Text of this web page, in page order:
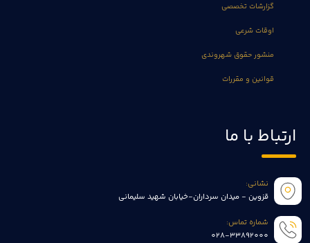
گزارشات تخصصی
اوقات شرعی
منشور حقوق شهروندی
قوانین و مقررات
ارتباط با ما
نشانی:
قزوین - میدان سرداران-خیابان شهید سلیمانی
شماره تماس:
028-33892000